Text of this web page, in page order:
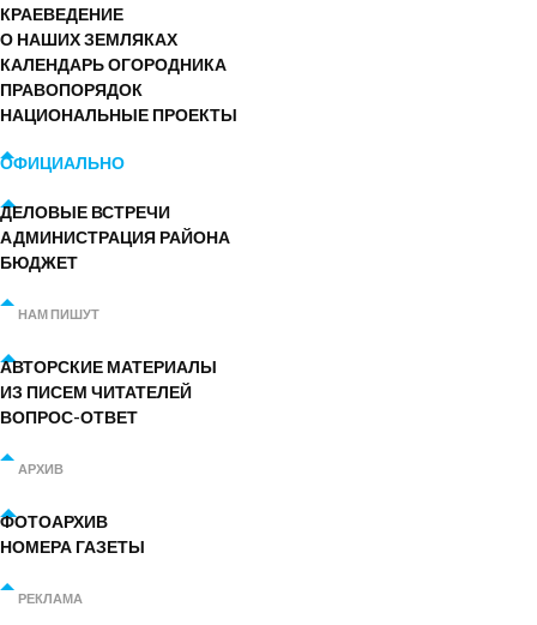
КРАЕВЕДЕНИЕ
О НАШИХ ЗЕМЛЯКАХ
КАЛЕНДАРЬ ОГОРОДНИКА
ПРАВОПОРЯДОК
НАЦИОНАЛЬНЫЕ ПРОЕКТЫ
ОФИЦИАЛЬНО
ДЕЛОВЫЕ ВСТРЕЧИ
АДМИНИСТРАЦИЯ РАЙОНА
БЮДЖЕТ
НАМ ПИШУТ
АВТОРСКИЕ МАТЕРИАЛЫ
ИЗ ПИСЕМ ЧИТАТЕЛЕЙ
ВОПРОС-ОТВЕТ
АРХИВ
ФОТОАРХИВ
НОМЕРА ГАЗЕТЫ
РЕКЛАМА